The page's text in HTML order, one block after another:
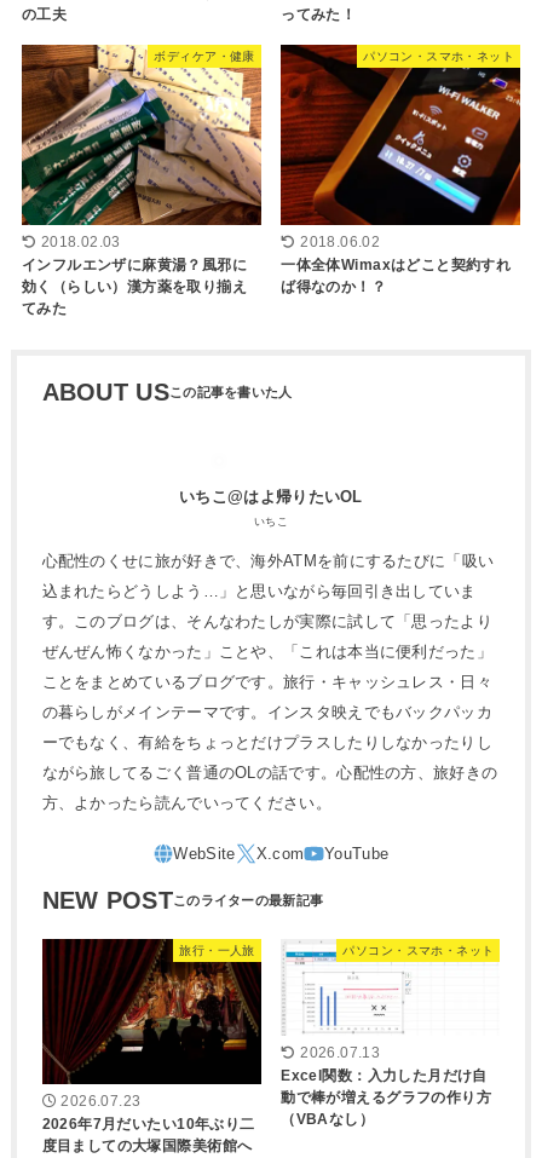
の工夫
ってみた！
ボディケア・健康
2018.02.03
インフルエンザに麻黄湯？風邪に
効く（らしい）漢方薬を取り揃え
てみた
パソコン・スマホ・ネット
2018.06.02
一体全体Wimaxはどこと契約すれ
ば得なのか！？
ABOUT US
いちこ@はよ帰りたいOL
いちこ
心配性のくせに旅が好きで、海外ATMを前にするたびに「吸い
込まれたらどうしよう…」と思いながら毎回引き出していま
す。このブログは、そんなわたしが実際に試して「思ったより
ぜんぜん怖くなかった」ことや、「これは本当に便利だった」
ことをまとめているブログです。旅行・キャッシュレス・日々
の暮らしがメインテーマです。インスタ映えでもバックパッカ
ーでもなく、有給をちょっとだけプラスしたりしなかったりし
ながら旅してるごく普通のOLの話です。心配性の方、旅好きの
方、よかったら読んでいってください。
NEW POST
旅行・一人旅
2026.07.23
2026年7月だいたい10年ぶり二
度目ましての大塚国際美術館へ
パソコン・スマホ・ネット
2026.07.13
Excel関数：入力した月だけ自
動で棒が増えるグラフの作り方
（VBAなし）